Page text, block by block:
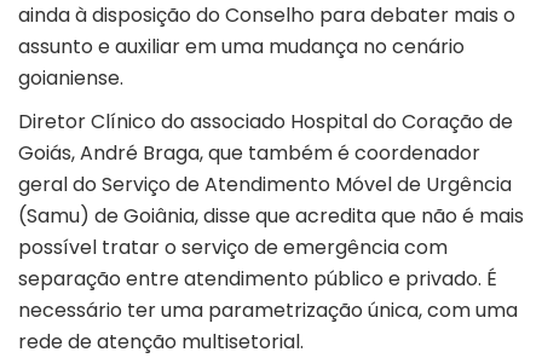
ainda à disposição do Conselho para debater mais o
assunto e auxiliar em uma mudança no cenário
goianiense.
Diretor Clínico do associado Hospital do Coração de
Goiás, André Braga, que também é coordenador
geral do Serviço de Atendimento Móvel de Urgência
(Samu) de Goiânia, disse que acredita que não é mais
possível tratar o serviço de emergência com
separação entre atendimento público e privado. É
necessário ter uma parametrização única, com uma
rede de atenção multisetorial.